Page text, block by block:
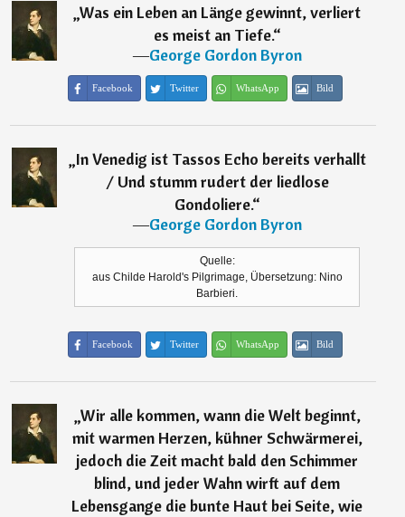
„Was ein Leben an Länge gewinnt, verliert
es meist an Tiefe.“
―George Gordon Byron
Facebook Twitter WhatsApp Bild
„In Venedig ist Tassos Echo bereits verhallt
/ Und stumm rudert der liedlose
Gondoliere.“
―George Gordon Byron
Quelle:
aus Childe Harold's Pilgrimage, Übersetzung: Nino
Barbieri.
Facebook Twitter WhatsApp Bild
„Wir alle kommen, wann die Welt beginnt,
mit warmen Herzen, kühner Schwärmerei,
jedoch die Zeit macht bald den Schimmer
blind, und jeder Wahn wirft auf dem
Lebensgange die bunte Haut bei Seite, wie